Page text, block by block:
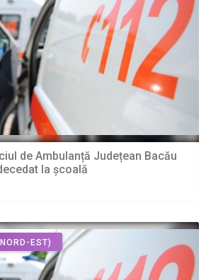
de Ambulanță Județean Bacău
la școală
EST)